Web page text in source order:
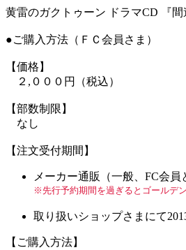
黄雷のガクトゥーン ドラマCD 『間
●ご購入方法（ＦＣ会員さま）
【価格】
２,０００円（税込）
【部数制限】
なし
【注文受付期間】
メーカー通販（一般、FC会員
※先行予約期間を過ぎるとゴールデ
取り扱いショップさまにて
【ご購入方法】